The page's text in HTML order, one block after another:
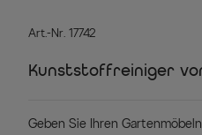
Art.-Nr. 17742
Kunststoffreiniger von
Geben Sie Ihren